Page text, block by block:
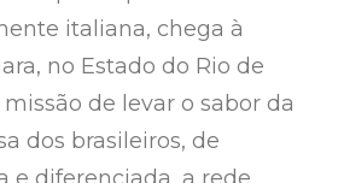
italiana, chega à
no Estado do Rio de
de levar o sabor da
dos brasileiros, de